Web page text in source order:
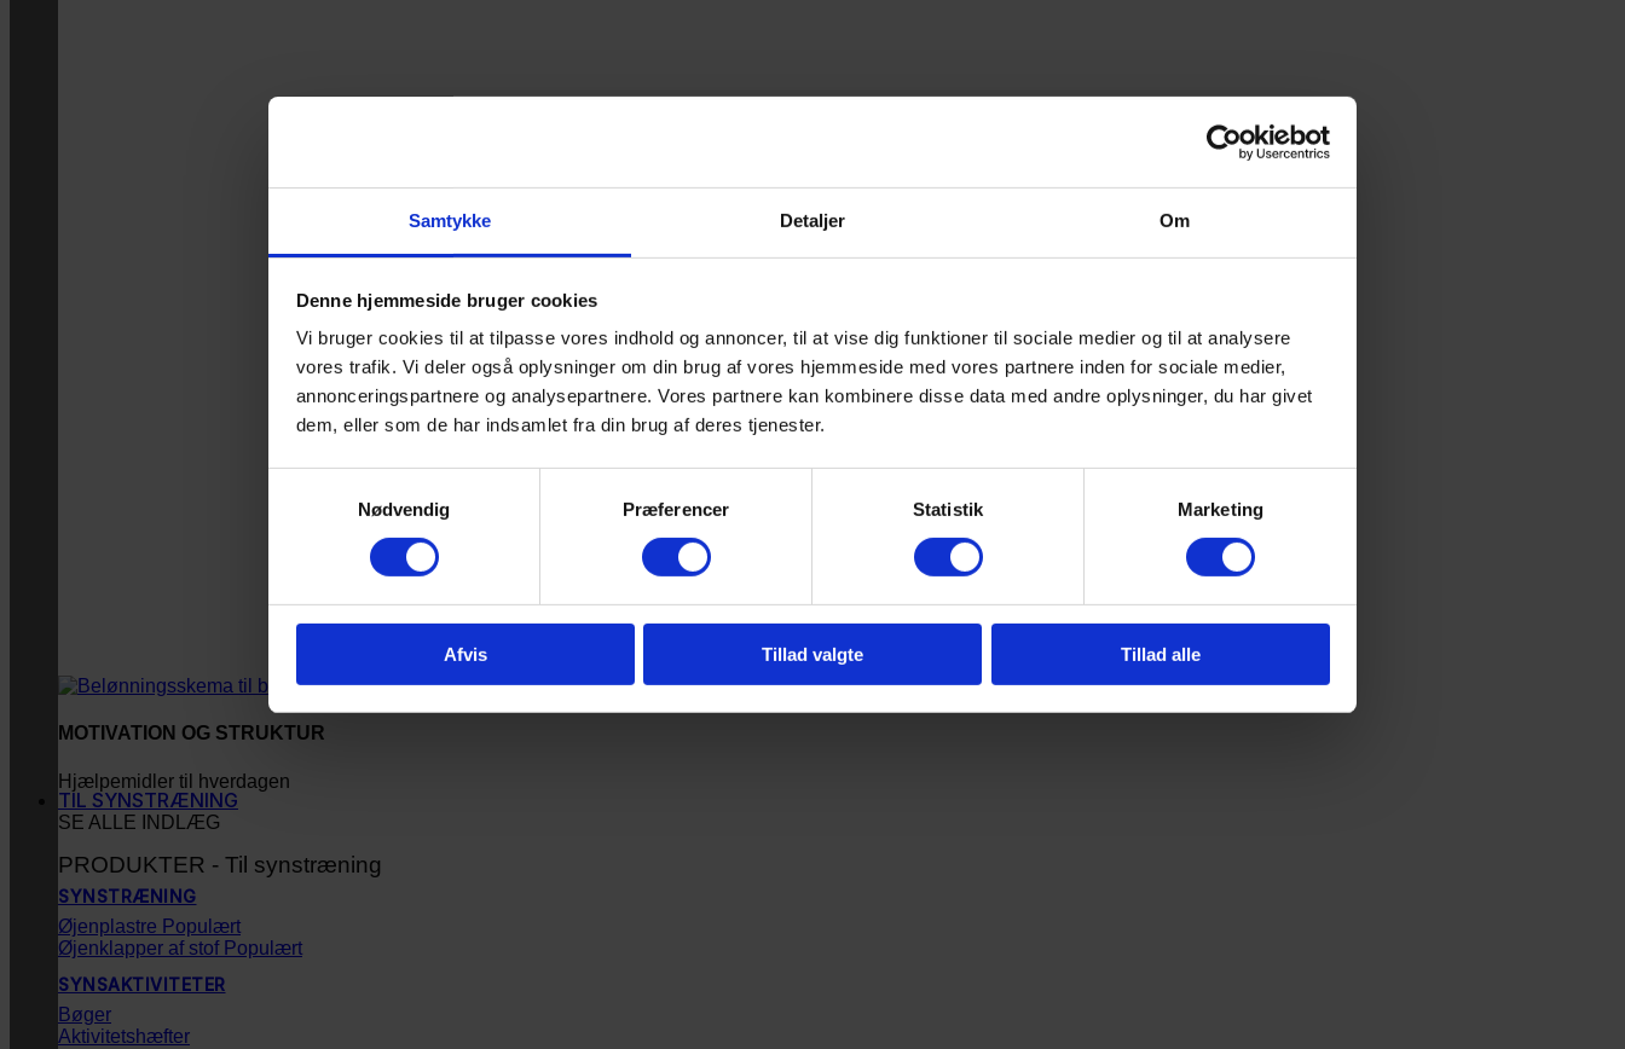
Samtykke Detaljer Om
Denne hjemmeside bruger cookies
Vi bruger cookies til at tilpasse vores indhold og annoncer, til at vise dig funktioner til sociale medier og til at analysere
vores trafik. Vi deler også oplysninger om din brug af vores hjemmeside med vores partnere inden for sociale medier,
annonceringspartnere og analysepartnere. Vores partnere kan kombinere disse data med andre oplysninger, du har givet
dem, eller som de har indsamlet fra din brug af deres tjenester.
Nødvendig
Præferencer Statistik Marketing
Afvis Tillad valgte Tillad alle
MOTIVATION OG STRUKTUR
Hjælpemidler til hverdagen
SE ALLE INDLÆG
TIL SYNSTRÆNING
PRODUKTER - Til synstræning
SYNSTRÆNING
Øjenplastre
Øjenklapper af stof
SYNSAKTIVITETER
Bøger
Aktivitetshæfter